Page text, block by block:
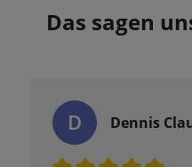
Das sagen
D Dennis